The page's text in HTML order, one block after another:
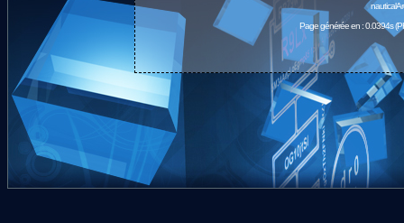
Page générée en : 0.0394s